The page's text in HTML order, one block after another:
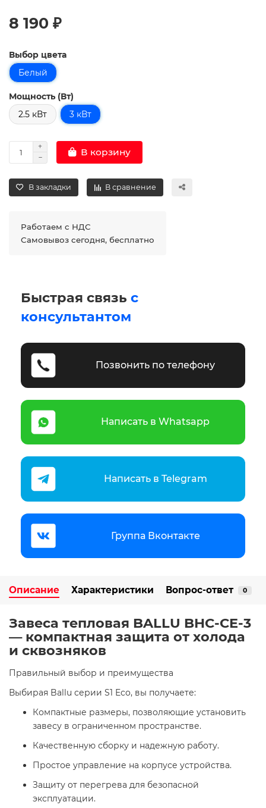
8 190 ₽
Выбор цвета
Белый
Мощность (Вт)
2.5 кВт
3 кВт
В корзину
В закладки В сравнение
Работаем с НДС
Самовывоз сегодня, бесплатно
Быстрая связь с
консультантом
Позвонить по телефону
Написать в Whatsapp
Написать в Telegram
Группа Вконтакте
Описание Характеристики Вопрос-ответ 0
Завеса тепловая BALLU BHC-CE-3
— компактная защита от холода
и сквозняков
Правильный выбор и преимущества
Выбирая Ballu серии S1 Eco, вы получаете:​
Компактные размеры, позволяющие установить
завесу в ограниченном пространстве.​
Качественную сборку и надежную работу.​
Простое управление на корпусе устройства.​
Защиту от перегрева для безопасной
эксплуатации.​